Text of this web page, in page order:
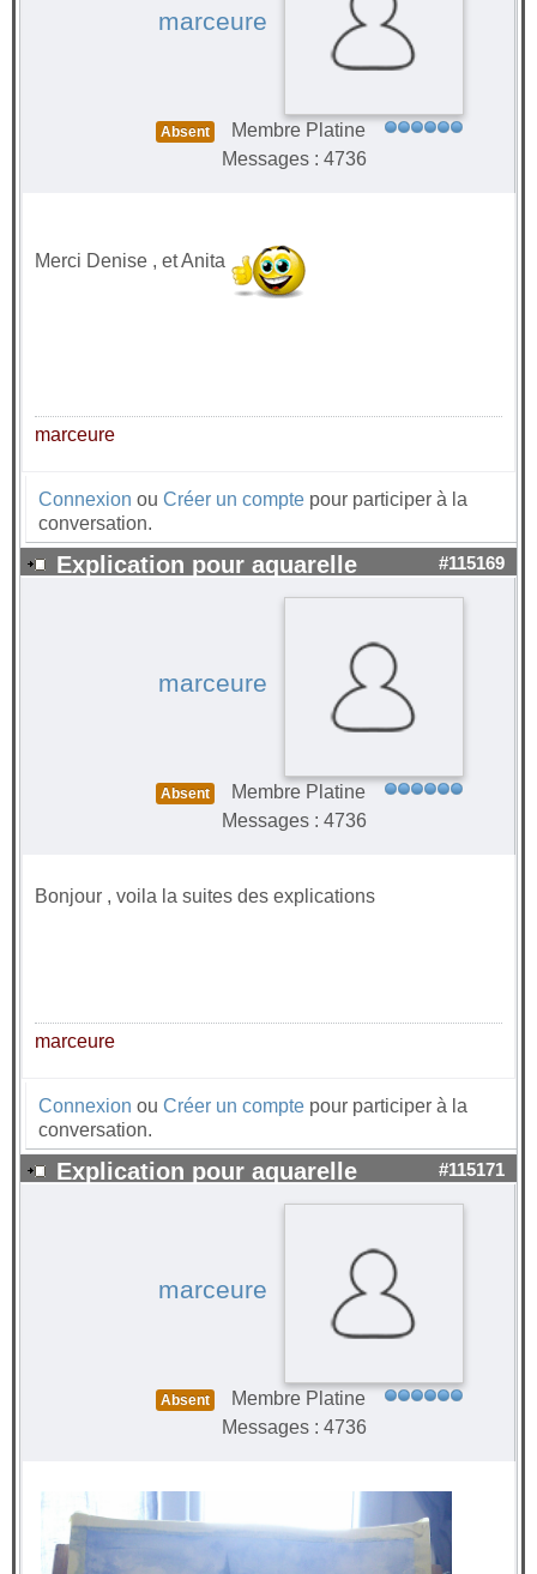
marceure
Absent
Membre Platine
Messages : 4736
Merci Denise , et Anita
marceure
Connexion ou Créer un compte pour participer à la
conversation.
Explication pour aquarelle #115169
marceure
Absent
Membre Platine
Messages : 4736
Bonjour , voila la suites des explications
marceure
Connexion ou Créer un compte pour participer à la
conversation.
Explication pour aquarelle #115171
marceure
Absent
Membre Platine
Messages : 4736